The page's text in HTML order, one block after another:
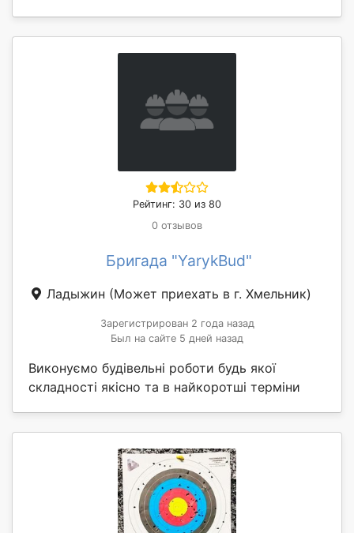
Рейтинг: 30 из 80
0 отзывов
Бригада "YarykBud"
Ладыжин (Может приехать в г. Хмельник)
Зарегистрирован 2 года назад
Был на сайте 5 дней назад
Виконуємо будівельні роботи будь якої
складності якісно та в найкоротші терміни